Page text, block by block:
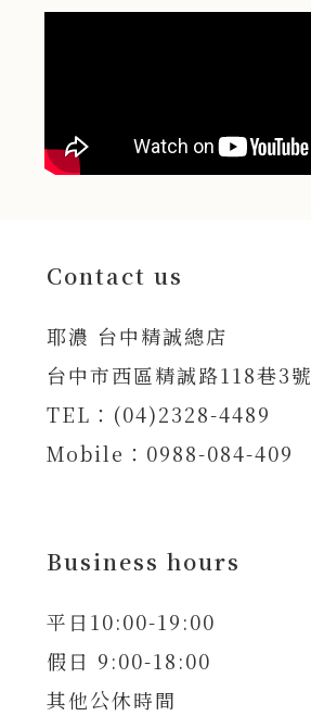
Contact us
耶濃 台中精誠總店
台中市西區精誠路118巷3號
TEL：(04)2328-4489
Mobile：0988-084-409
Business hours
平日10:00-19:00
假日 9:00-18:00
其他公休時間